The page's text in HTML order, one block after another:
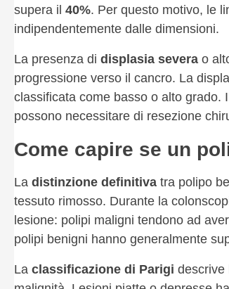
supera il 40%. Per questo motivo, le
indipendentemente dalle dimensioni.
La presenza di displasia severa o
progressione verso il cancro. La
classificata come basso o alto grado.
possono necessitare di resezione
Come capire se un
La distinzione definitiva tra polipo
tessuto rimosso. Durante la
lesione: polipi maligni tendono ad
polipi benigni hanno generalmente
La classificazione di Parigi descrive